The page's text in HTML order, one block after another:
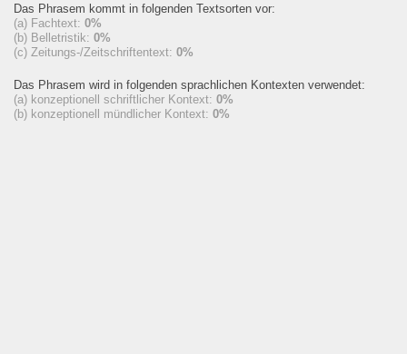
Das Phrasem kommt in folgenden Textsorten vor:
(a) Fachtext: 0%
(b) Belletristik: 0%
(c) Zeitungs-/Zeitschriftentext: 0%
Das Phrasem wird in folgenden sprachlichen Kontexten verwendet:
(a) konzeptionell schriftlicher Kontext: 0%
(b) konzeptionell mündlicher Kontext: 0%